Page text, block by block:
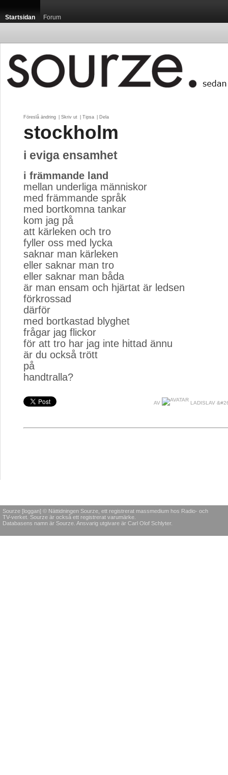
Startsidan Forum
Föreslå ändring Skriv ut Tipsa Dela
stockholm
i eviga ensamhet
i främmande land
mellan underliga människor
med främmande språk
med bortkomna tankar
kom jag på
att kärleken och tro
fyller oss med lycka
saknar man kärleken
eller saknar man tro
eller saknar man båda
är man ensam och hjärtat är ledsen
förkrossad
därför
med bortkastad blyghet
frågar jag flickor
för att tro har jag inte hittad ännu
är du också trött
på
handtralla?
AV LADISLAV
Sourze [loggan] © Nättidningen Sourze, ett registrerat massmedium hos Radio- och
TV-verket. Sourze är också ett registrerat varumärke.
Databasens namn är Sourze. Ansvarig utgivare är Carl Olof Schlyter.